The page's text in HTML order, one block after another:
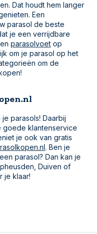
Dat houdt hem langer
Een
parasol de beste
je een verrijdbare
parasolvoet op
om je parasol op het
om de
parasols! Daarbij
klantenservice
je ook van gratis
. Ben je
parasol? Dan kan je
Duiven of
je klaar!